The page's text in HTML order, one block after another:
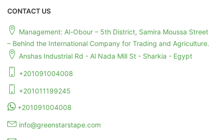
CONTACT US
Management: Al-Obour – 5th District, Samira Moussa Street
– Behind the International Company for Trading and Agriculture.
Anshas Industrial Rd - Al Nada Mill St - Sharkia - Egypt
+201091004008
+201011199245
+201091004008
info@greenstarstape.com